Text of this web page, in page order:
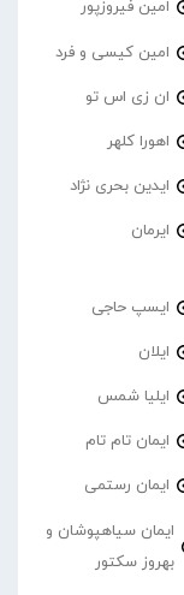
امین فیروزپور
امین کیسی و فرد
ان زی اس تو
اهورا کلهر
ایدین بحری نژاد
ایرمان
ایسپ حاجی
ایلان
ایلیا شمس
ایمان تام تام
ایمان رستمی
ایمان سیاهپوشان و
بهروز سکتور